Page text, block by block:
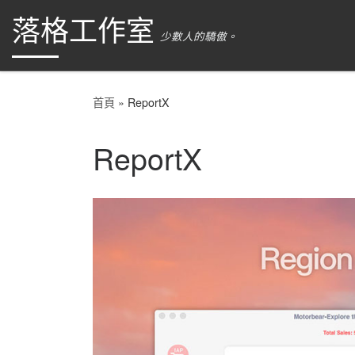
跳到內容
落格工作室 少數人的驕傲。
首頁 » ReportX
ReportX